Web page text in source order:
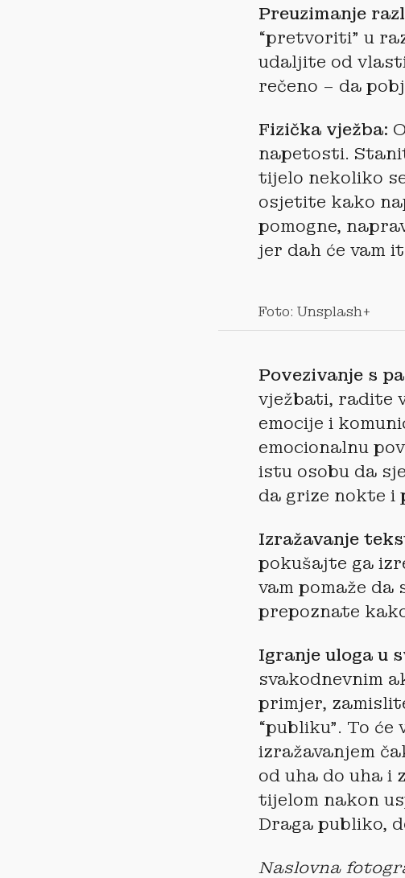
Preuzimanje
“pretvoriti” u
udaljite od
rečeno – da
Fizička vježba:
napetosti.
tijelo nekoliko
osjetite kako
pomogne,
jer dah će vam
Foto: Unsplash+
Povezivanje s
vježbati, radite
emocije i
emocionalnu
istu osobu da
da grize nokte i
Izražavanje
pokušajte ga
vam pomaže da
prepoznate
Igranje uloga u
svakodnevnim
primjer,
“publiku”. To
izražavanjem
od uha do uha i
tijelom nakon
Draga publiko,
Naslovna